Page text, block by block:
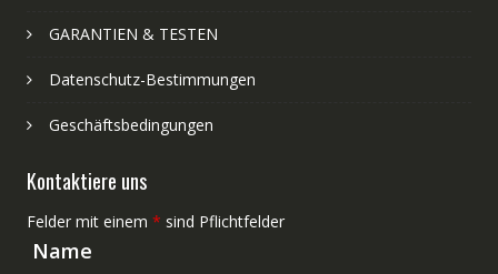
GARANTIEN & TESTEN
Datenschutz-Bestimmungen
Geschäftsbedingungen
Kontaktiere uns
Felder mit einem * sind Pflichtfelder
Name